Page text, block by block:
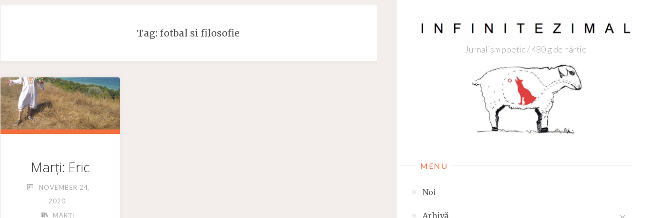
Skip
Jurnalism poetic / 480 g de hârtie
MENU
Noi
Arhivă
Tag: fotbal si filosofie
Marți: Eric
NOVEMBER 24,
2020
MARȚI